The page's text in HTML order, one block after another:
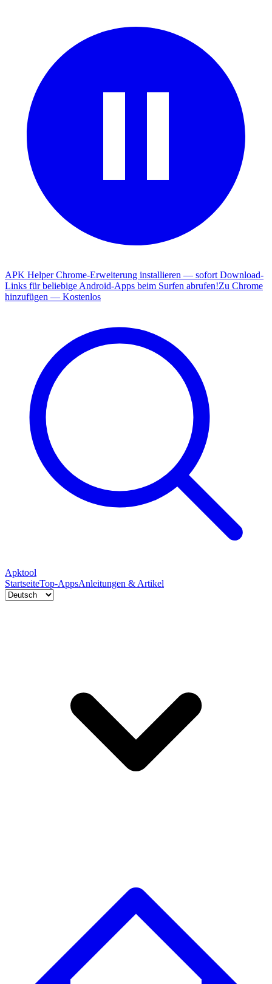
APK Helper Chrome-Erweiterung installieren — sofort Download-
Links für beliebige Android-Apps beim Surfen abrufen!Zu Chrome
hinzufügen — Kostenlos
Apktool
StartseiteTop-AppsAnleitungen & Artikel